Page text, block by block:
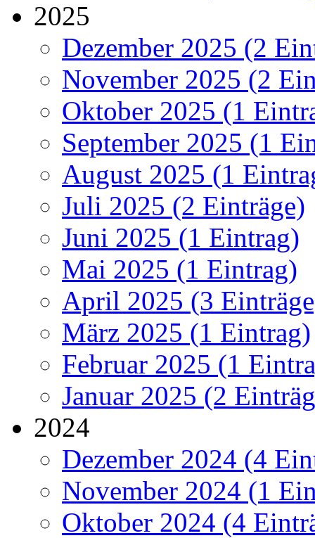
2025
Dezember 2025 (2
November 2025 (2
Oktober 2025 (1
September 2025 (1
August 2025 (1
Juli 2025 (2 Einträge)
Juni 2025 (1 Eintrag)
Mai 2025 (1 Eintrag)
April 2025 (3
März 2025 (1 Eintrag)
Februar 2025 (1
Januar 2025 (2
2024
Dezember 2024 (4
November 2024 (1
Oktober 2024 (4